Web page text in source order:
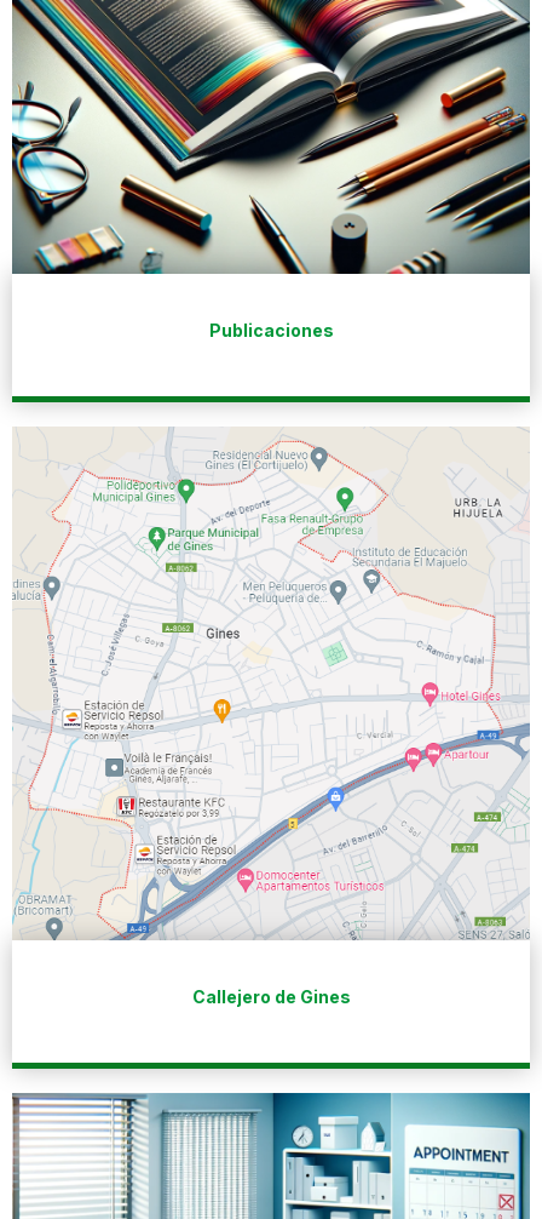
Publicaciones
Callejero de Gines